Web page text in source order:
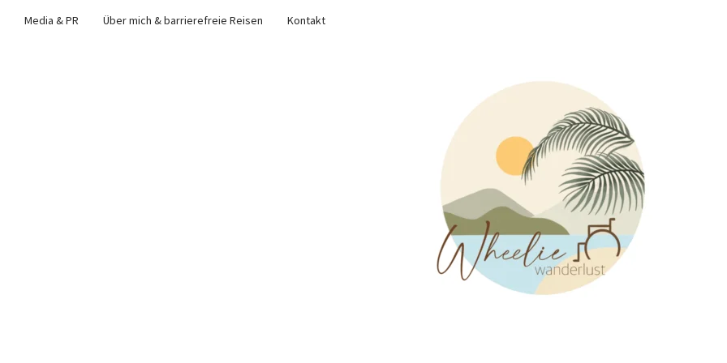
Media & PR Über mich & barrierefreie Reisen
Kontakt